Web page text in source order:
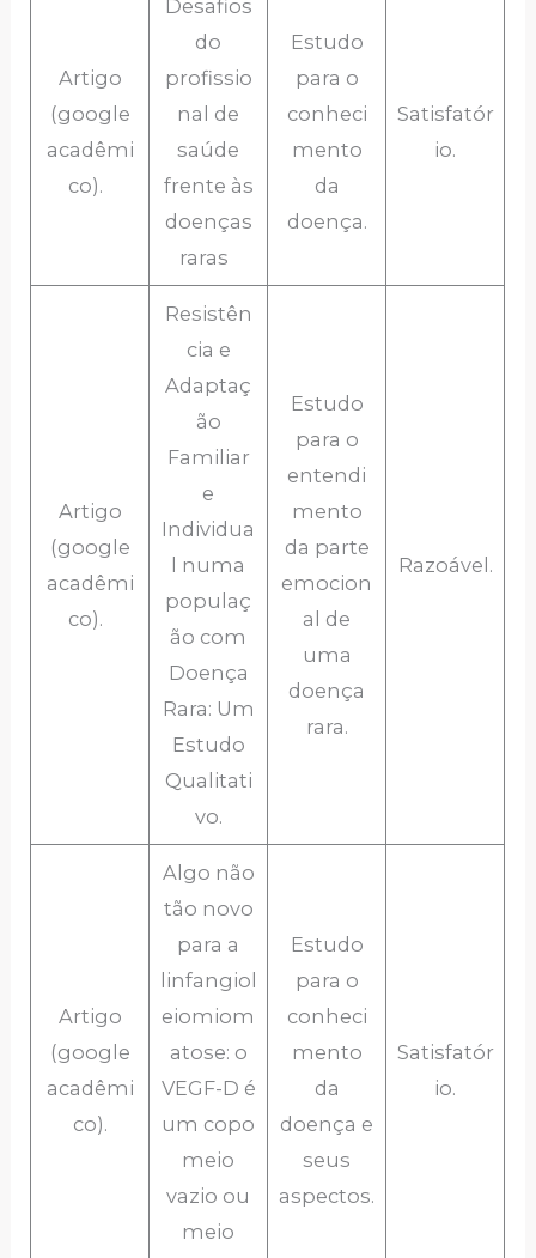
Artigo
(google
acadêmi
co).
Desafios
do
profissio
nal de
saúde
frente às
doenças
raras
Estudo
para o
conheci
mento
da
doença.
Satisfatór
io.
Artigo
(google
acadêmi
co).
Resistên
cia e
Adaptaç
ão
Familiar
e
Individua
l numa
populaç
ão com
Doença
Rara: Um
Estudo
Qualitati
vo.
Estudo
para o
entendi
mento
da parte
emocion
al de
uma
doença
rara.
Razoável.
Artigo
(google
acadêmi
co).
Algo não
tão novo
para a
linfangiol
eiomiom
atose: o
VEGF-D é
um copo
meio
vazio ou
meio
Estudo
para o
conheci
mento
da
doença e
seus
aspectos.
Satisfatór
io.